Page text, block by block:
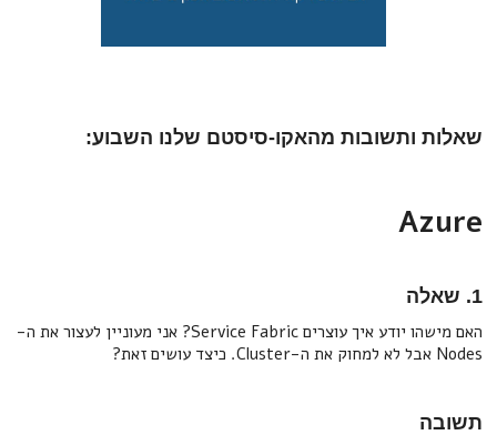
שאלות ותשובות מהאקו-סיסטם שלנו השבוע:
Azure
1. שאלה
האם מישהו יודע איך עוצרים Service Fabric? אני מעוניין לעצור את ה-
Nodes אבל לא למחוק את ה-Cluster. כיצד עושים זאת?
תשובה